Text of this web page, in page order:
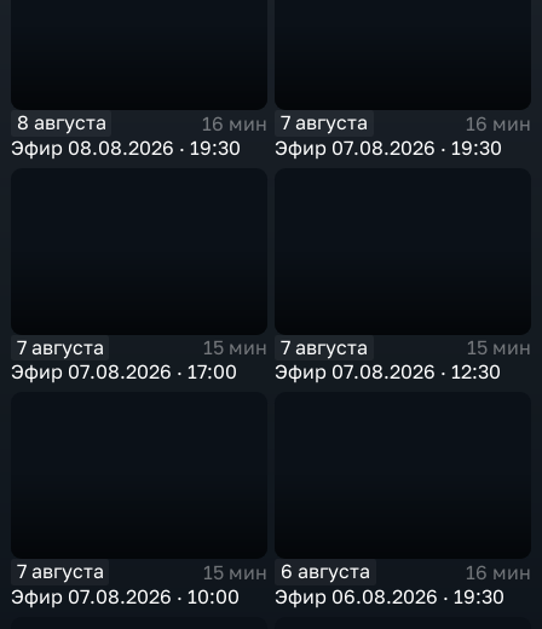
8 августа
16 мин
Эфир 08.08.2026 · 19:30
7 августа
16 мин
Эфир 07.08.2026 · 19:30
7 августа
15 мин
Эфир 07.08.2026 · 17:00
7 августа
15 мин
Эфир 07.08.2026 · 12:30
7 августа
15 мин
Эфир 07.08.2026 · 10:00
6 августа
16 мин
Эфир 06.08.2026 · 19:30